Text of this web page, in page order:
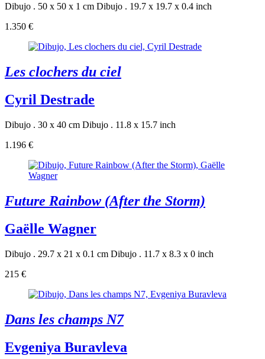
Dibujo . 50 x 50 x 1 cm Dibujo . 19.7 x 19.7 x 0.4 inch
1.350 €
Les clochers du ciel
Cyril Destrade
Dibujo . 30 x 40 cm Dibujo . 11.8 x 15.7 inch
1.196 €
Future Rainbow (After the Storm)
Gaëlle Wagner
Dibujo . 29.7 x 21 x 0.1 cm Dibujo . 11.7 x 8.3 x 0 inch
215 €
Dans les champs N7
Evgeniya Buravleva